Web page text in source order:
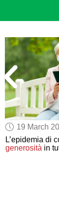
19 March
L’epidemia di
generosità in